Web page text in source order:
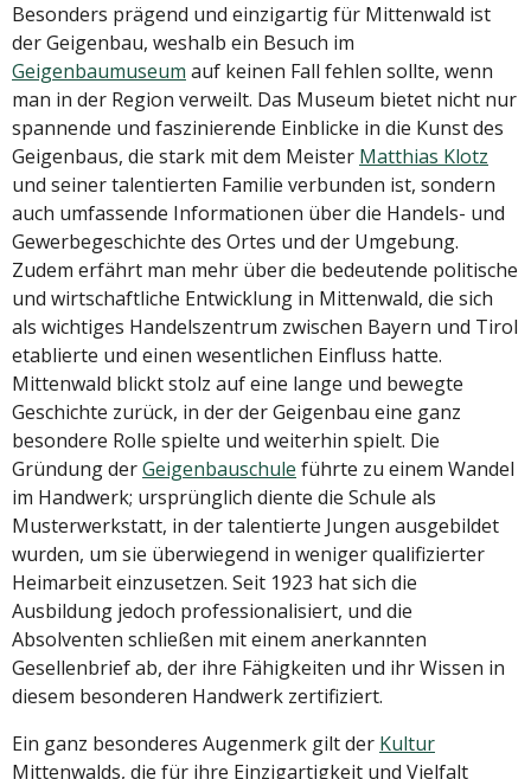
Besonders prägend und einzigartig für Mittenwald ist
der Geigenbau, weshalb ein Besuch im
Geigenbaumuseum auf keinen Fall fehlen sollte, wenn
man in der Region verweilt. Das Museum bietet nicht nur
spannende und faszinierende Einblicke in die Kunst des
Geigenbaus, die stark mit dem Meister Matthias Klotz
und seiner talentierten Familie verbunden ist, sondern
auch umfassende Informationen über die Handels- und
Gewerbegeschichte des Ortes und der Umgebung.
Zudem erfährt man mehr über die bedeutende politische
und wirtschaftliche Entwicklung in Mittenwald, die sich
als wichtiges Handelszentrum zwischen Bayern und Tirol
etablierte und einen wesentlichen Einfluss hatte.
Mittenwald blickt stolz auf eine lange und bewegte
Geschichte zurück, in der der Geigenbau eine ganz
besondere Rolle spielte und weiterhin spielt. Die
Gründung derGeigenbauschule führte zu einem Wandel
im Handwerk; ursprünglich diente die Schule als
Musterwerkstatt, in der talentierte Jungen ausgebildet
wurden, um sie überwiegend in weniger qualifizierter
Heimarbeit einzusetzen. Seit 1923 hat sich die
Ausbildung jedoch professionalisiert, und die
Absolventen schließen mit einem anerkannten
Gesellenbrief ab, der ihre Fähigkeiten und ihr Wissen in
diesem besonderen Handwerk zertifiziert.
Ein ganz besonderes Augenmerk gilt der Kultur
Mittenwalds, die für ihre Einzigartigkeit und Vielfalt